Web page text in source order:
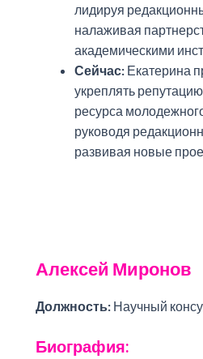
лидируя
налаживая
академическими
Сейчас: Екатерина
укреплять
ресурса
руководя
развивая новые
Алексей Миронов
Должность: Научный
Биография: